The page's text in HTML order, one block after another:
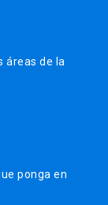
áreas de la
ponga en